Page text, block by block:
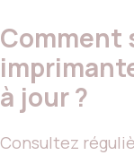
Comment
à jour ?
Consultez